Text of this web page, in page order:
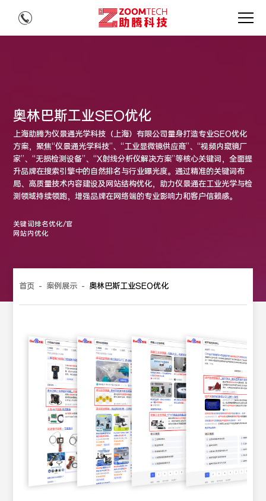
奥林巴斯工业SEO优化
上海助腾为仪景通光学科技（上海）有限公司量身打造专业SEO优化
方案，聚焦“仪景通光学科技”、“工业显微镜供应商”、“视频内窥镜厂
家”、“无损检测设备”、“X射线分析仪解决方案”等核心关键词，全面提
升品牌在搜索引擎中的自然排名与行业曝光度。通过精准的关键词布
局、高质量技术内容建设及网站结构优化，助力仪景通在工业光学与检
测领域持续领跑，增强品牌在网络端的专业影响力和客户信赖感。
关键词排名优化/官
网站内优化
首页 - 案例展示 - 奥林巴斯工业SEO优化